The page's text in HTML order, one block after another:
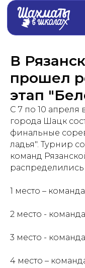
В
прошел
этап
С 7 по 10
города Шацк
финальные
ладья". Турнир
команд
1 место –
2 место -
3 место -
4 место –